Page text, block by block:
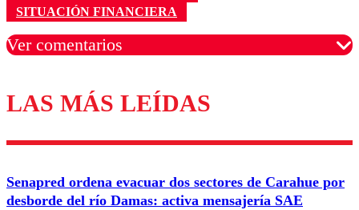
SITUACIÓN FINANCIERA
Ver comentarios
Los comentarios son moderados para garantizar un
diálogo respetuoso.
Correo
LAS MÁS LEÍDAS
Senapred ordena evacuar dos sectores de Carahue por
desborde del río Damas: activa mensajería SAE